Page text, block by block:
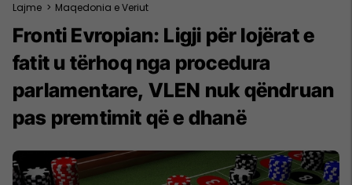
Lajme > Maqedonia e Veriut
Fronti Evropian: Ligji për lojërat e
fatit u tërhoq nga procedura
parlamentare, VLEN nuk qëndruan
pas premtimit që e dhanë